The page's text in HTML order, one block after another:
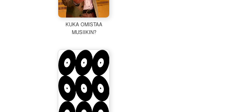
KUKA OMISTAA
MUSIIKIN?